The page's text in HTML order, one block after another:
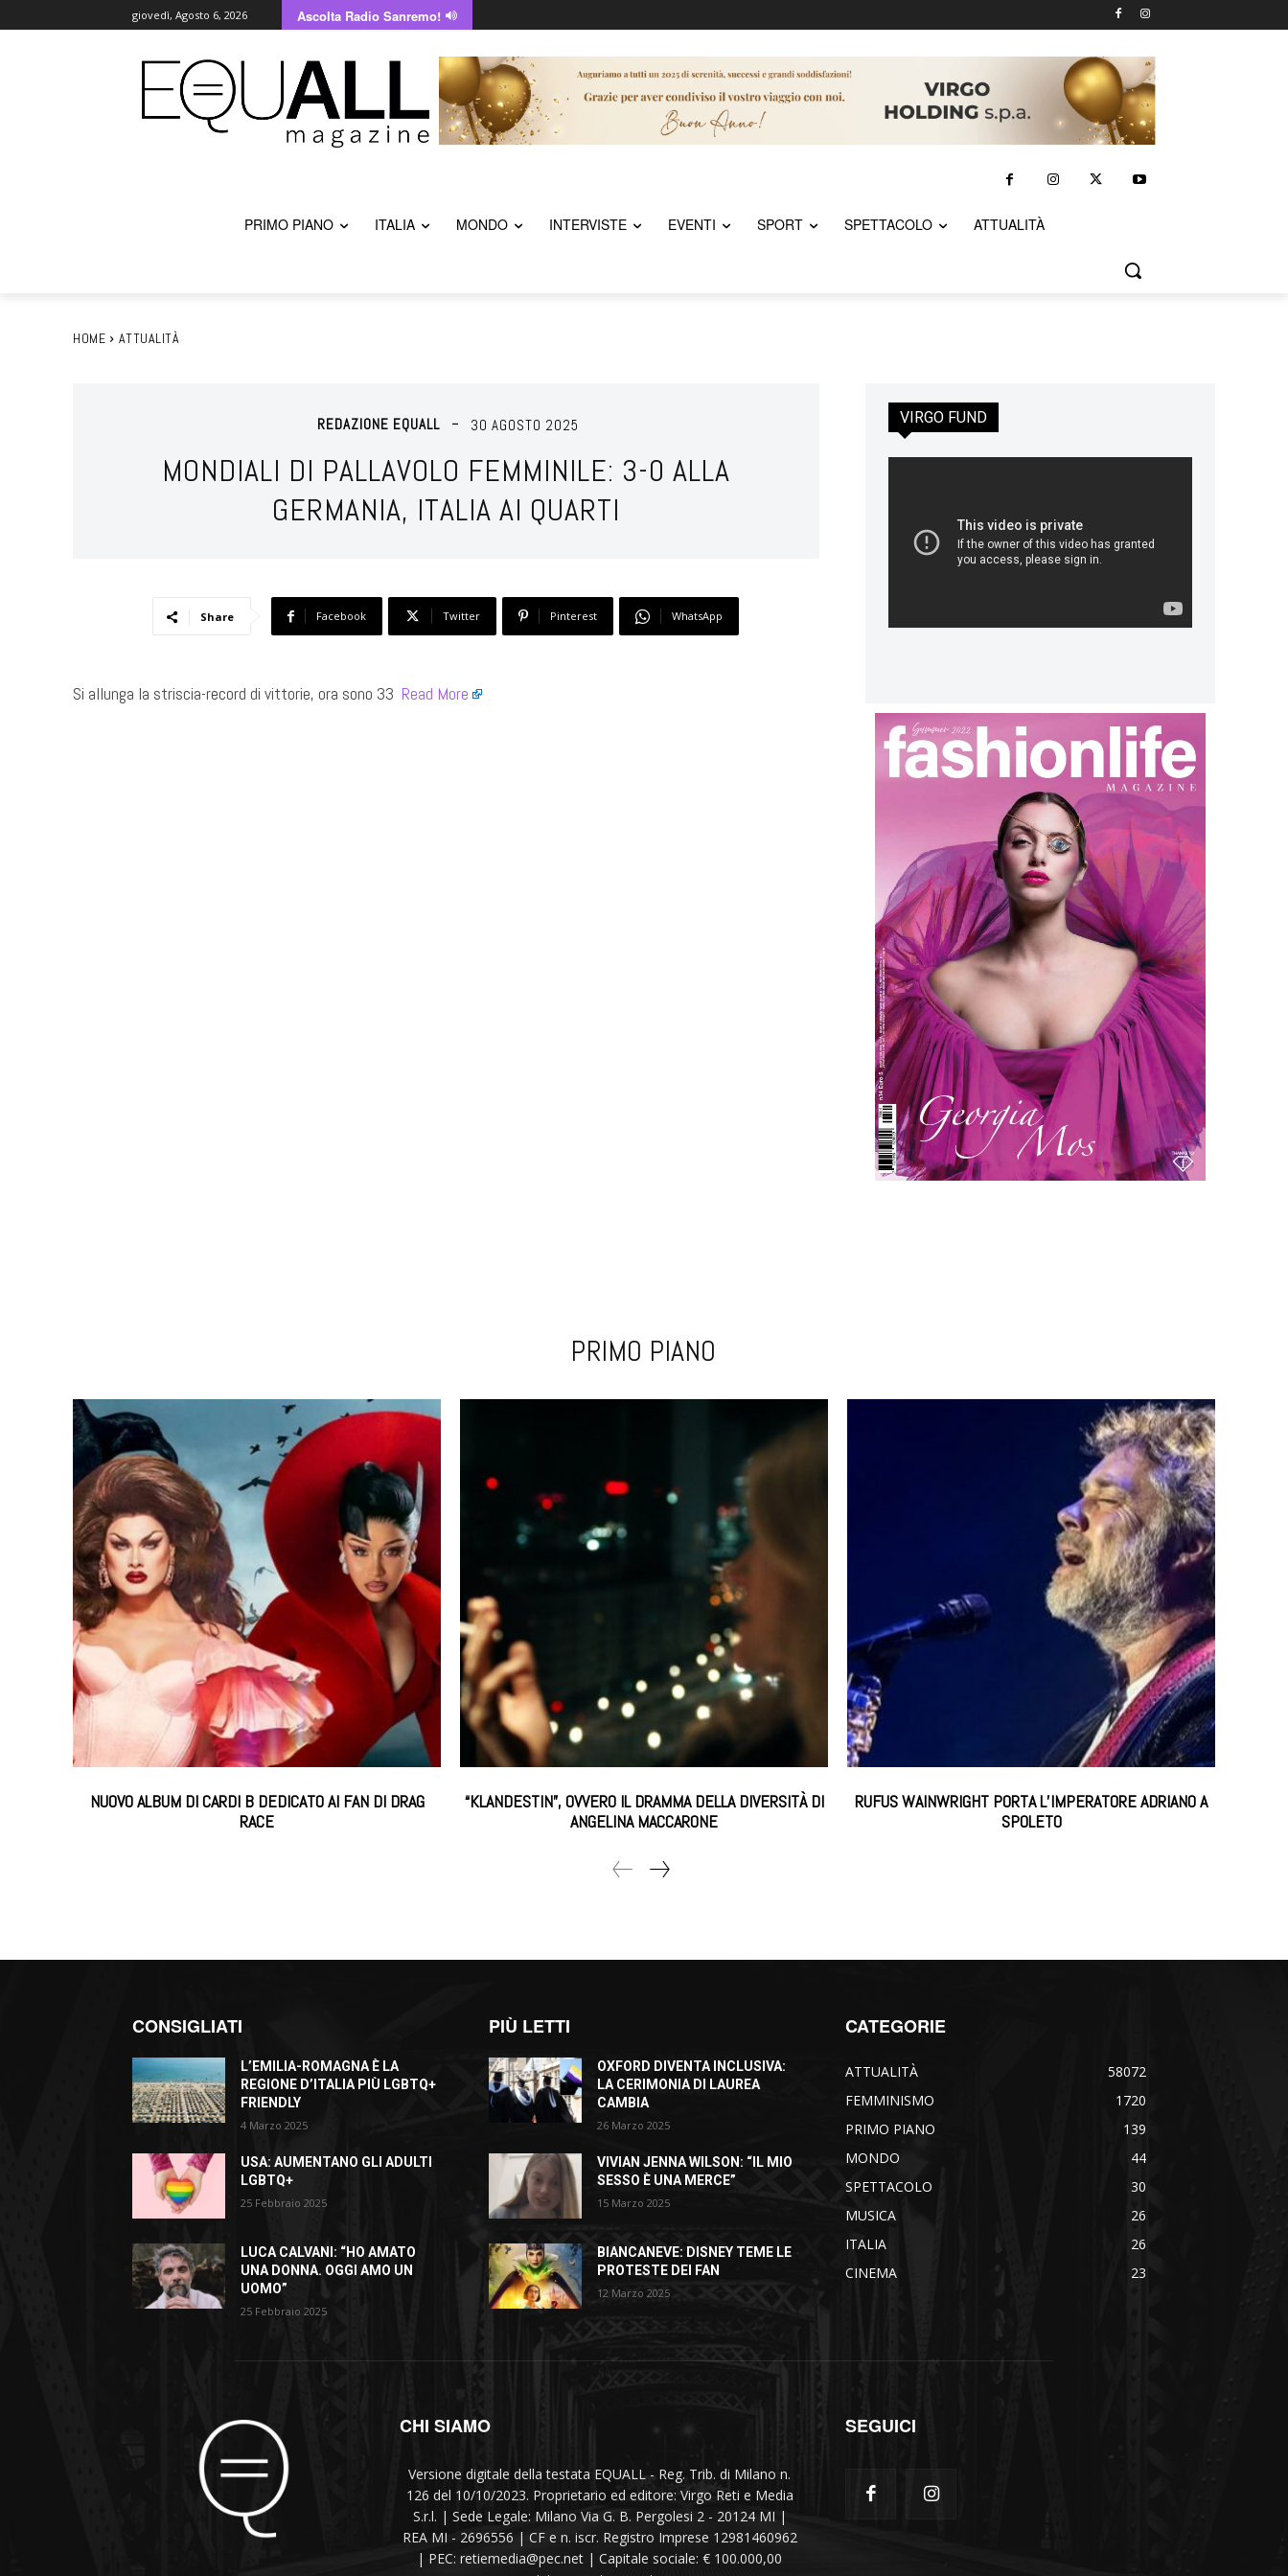
giovedì, Agosto 6, 2026 Ascolta Radio Sanremo!
PRIMO PIANO ITALIA MONDO INTERVISTE EVENTI SPORT SPETTACOLO ATTUALITÀ
HOME ATTUALITÀ
REDAZIONE EQUALL 30 AGOSTO 2025
MONDIALI DI PALLAVOLO FEMMINILE: 3-0 ALLA
GERMANIA, ITALIA AI QUARTI
Share Facebook Twitter Pinterest WhatsApp
Si allunga la striscia-record di vittorie, ora sono 33 ​ Read More
VIRGO FUND
PRIMO PIANO
NUOVO ALBUM DI CARDI B DEDICATO AI FAN DI DRAG
RACE
“KLANDESTIN”, OVVERO IL DRAMMA DELLA DIVERSITÀ DI
ANGELINA MACCARONE
RUFUS WAINWRIGHT PORTA L’IMPERATORE ADRIANO A
SPOLETO
CONSIGLIATI
L’EMILIA-ROMAGNA È LA
REGIONE D’ITALIA PIÙ LGBTQ+
FRIENDLY
4 Marzo 2025
USA: AUMENTANO GLI ADULTI
LGBTQ+
25 Febbraio 2025
LUCA CALVANI: “HO AMATO
UNA DONNA. OGGI AMO UN
UOMO”
25 Febbraio 2025
PIÙ LETTI
OXFORD DIVENTA INCLUSIVA:
LA CERIMONIA DI LAUREA
CAMBIA
26 Marzo 2025
VIVIAN JENNA WILSON: “IL MIO
SESSO È UNA MERCE”
15 Marzo 2025
BIANCANEVE: DISNEY TEME LE
PROTESTE DEI FAN
12 Marzo 2025
CATEGORIE
ATTUALITÀ
58072
FEMMINISMO
1720
PRIMO PIANO
139
MONDO
44
SPETTACOLO
30
MUSICA
26
ITALIA
26
CINEMA
23
CHI SIAMO
Versione digitale della testata EQUALL - Reg. Trib. di Milano n.
126 del 10/10/2023. Proprietario ed editore: Virgo Reti e Media
S.r.l. | Sede Legale: Milano Via G. B. Pergolesi 2 - 20124 MI |
REA MI - 2696556 | CF e n. iscr. Registro Imprese 12981460962
| PEC: retiemedia@pec.net | Capitale sociale: € 100.000,00
SEGUICI